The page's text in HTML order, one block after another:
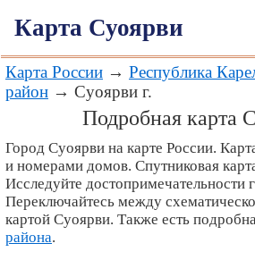
Карта Суоярви
Карта России → Республика
район → Суоярви г.
Подробная карта
Город Суоярви на карте России.
и номерами домов. Спутниковая
Исследуйте достопримечательности
Переключайтесь между
картой Суоярви. Также есть
района.